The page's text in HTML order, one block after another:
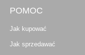
POMOC
Jak kupować
Jak sprzedawać